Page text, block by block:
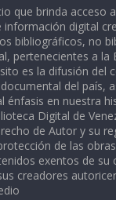
que brinda acceso
información digital
bibliográficos, no
pertenecientes a la
es la difusión del
del país,
énfasis en nuestra
Digital de
de Autor y su
de las
exentos de
creadores